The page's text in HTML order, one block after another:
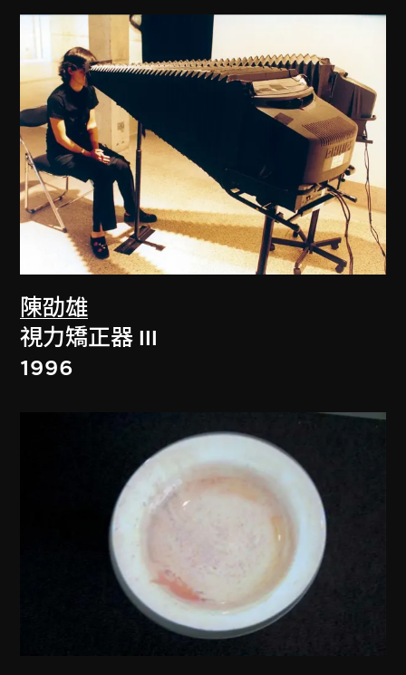
陳劭雄
視力矯正器 III
1996